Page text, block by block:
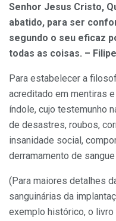
Senhor Jesus Cristo,
abatido, para ser
segundo o seu eficaz
todas as coisas. –
Para estabelecer a
acreditado em mentiras
índole, cujo testemunho
de desastres, roubos,
insanidade social,
derramamento de
(Para maiores detalhes
sanguinárias da
exemplo histórico, o livro